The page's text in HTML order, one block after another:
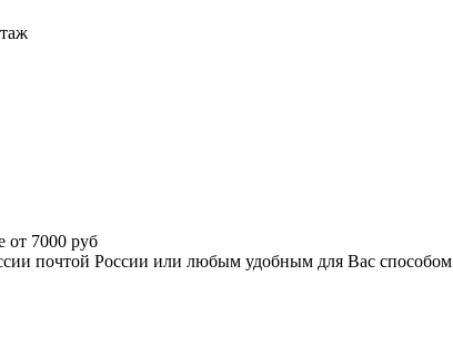
от 7000 руб
почтой России или любым удобным для Вас способом